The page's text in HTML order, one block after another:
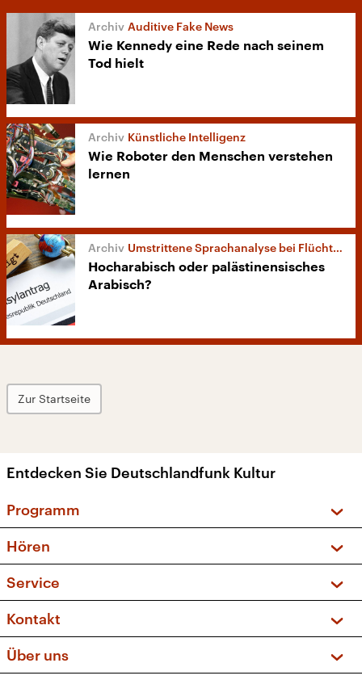
Auditive Fake News
Wie Kennedy eine Rede nach seinem
Tod hielt
Künstliche Intelligenz
Wie Roboter den Menschen verstehen
lernen
Umstrittene Sprachanalyse bei Flüchtlingen
Hocharabisch oder palästinensisches
Arabisch?
Zur Startseite
Entdecken Sie Deutschlandfunk Kultur
Programm
Sendungen und Podcasts
Musikliste
Kakadu – Das Kinderprogramm
Hören
Frequenzen (UKW + DAB+)
Service
FAQ
Apps
Newsletter
Kontakt
Social Media
Über uns